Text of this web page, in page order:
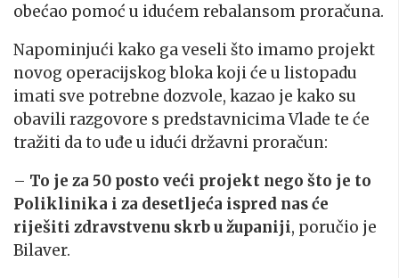
obećao pomoć u idućem rebalansom proračuna.
Napominjući kako ga veseli što imamo projekt
novog operacijskog bloka koji će u listopadu
imati sve potrebne dozvole, kazao je kako su
obavili razgovore s predstavnicima Vlade te će
tražiti da to uđe u idući državni proračun:
– To je za 50 posto veći projekt nego što je to
Poliklinika i za desetljeća ispred nas će
riješiti zdravstvenu skrb u županiji, poručio je
Bilaver.